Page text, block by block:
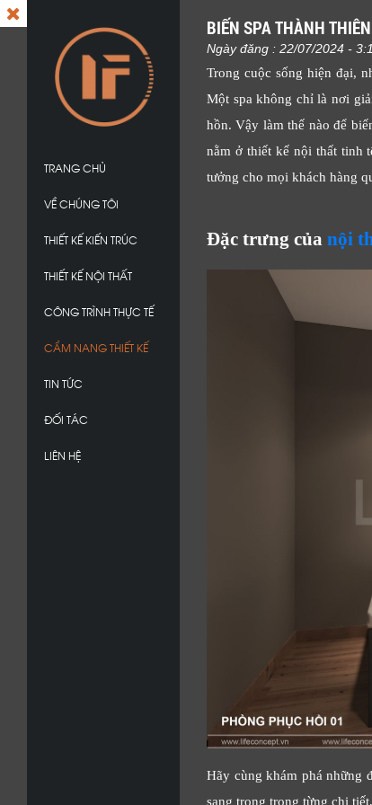
TRANG CHỦ
VỀ CHÚNG TÔI
THIẾT KẾ KIẾN TRÚC
THIẾT KẾ NỘI THẤT
CÔNG TRÌNH THỰC TẾ
CẨM NANG THIẾT KẾ
TIN TỨC
ĐỐI TÁC
LIÊN HỆ
BIẾN SPA THÀNH
Ngày đăng : 22/07/2024 -
Trong cuộc sống hiện đại,
Một spa không chỉ là nơi
hồn. Vậy làm thế nào để
nằm ở thiết kế nội thất tinh
tưởng cho mọi khách hàng
Đặc trưng của nội
Hãy cùng khám phá những
sang trọng trong từng chi